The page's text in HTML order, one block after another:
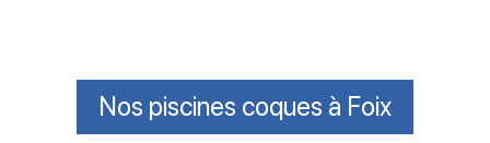
Nos piscines coques à Foix